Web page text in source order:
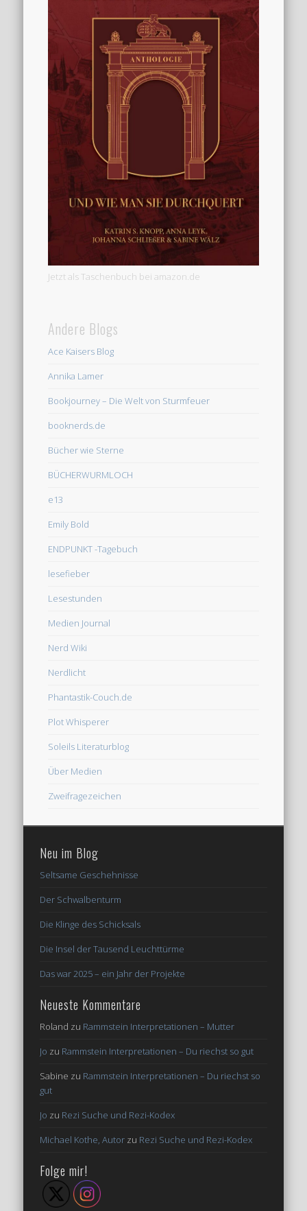
Jetzt als Taschenbuch bei amazon.de
Andere Blogs
Ace Kaisers Blog
Annika Lamer
Bookjourney – Die Welt von Sturmfeuer
booknerds.de
Bücher wie Sterne
BÜCHERWURMLOCH
e13
Emily Bold
ENDPUNKT -Tagebuch
lesefieber
Lesestunden
Medien Journal
Nerd Wiki
Nerdlicht
Phantastik-Couch.de
Plot Whisperer
Soleils Literaturblog
Über Medien
Zweifragezeichen
Neu im Blog
Seltsame Geschehnisse
Der Schwalbenturm
Die Klinge des Schicksals
Die Insel der Tausend Leuchttürme
Das war 2025 – ein Jahr der Projekte
Neueste Kommentare
Roland zu Rammstein Interpretationen – Mutter
Jo zu Rammstein Interpretationen – Du riechst so gut
Sabine zu Rammstein Interpretationen – Du riechst so
gut
Jo zu Rezi Suche und Rezi-Kodex
Michael Kothe, Autor zu Rezi Suche und Rezi-Kodex
Folge mir!